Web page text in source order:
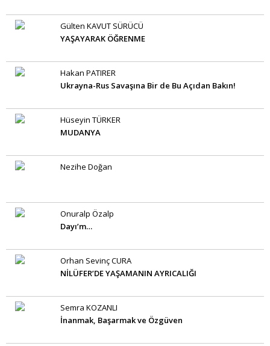
Gülten KAVUT SÜRÜCÜ
YAŞAYARAK ÖĞRENME
Hakan PATIRER
Ukrayna-Rus Savaşına Bir de Bu Açıdan Bakın!
Hüseyin TÜRKER
MUDANYA
Nezihe Doğan
Onuralp Özalp
Dayı’m…
Orhan Sevinç CURA
NİLÜFER’DE YAŞAMANIN AYRICALIĞI
Semra KOZANLI
İnanmak, Başarmak ve Özgüven